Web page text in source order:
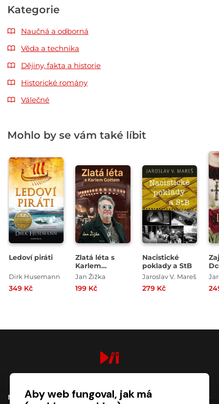
Kategorie
Naučná a odborná
Věda a technika
Dějiny, fakta a historie
Historické romány
Válečné
Mohlo by se vám také líbit
Ledoví piráti
Dirk Husemann
349 Kč
Zlatá léta s
Karlem
Gottem - Čtvrt
Mistra
Jan Žižka
199 Kč
Nacistické
poklady a StB
Jaroslav V. Mareš
279 Kč
NÁKUPAby web fungoval, jak má